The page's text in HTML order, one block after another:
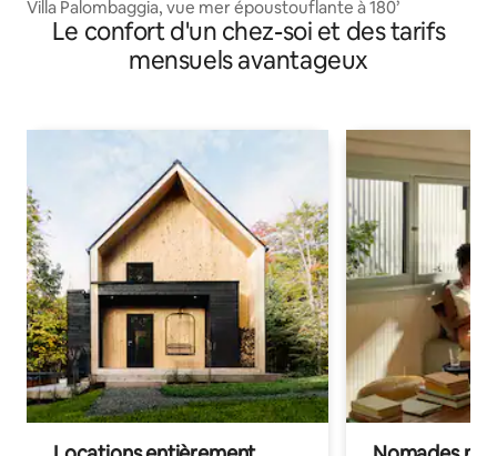
Villa Palombaggia, vue mer époustouflante à 180’
Le confort d'un chez-soi et des tarifs
mensuels avantageux